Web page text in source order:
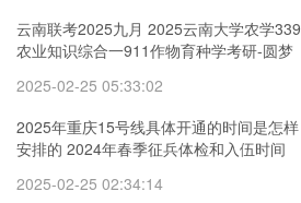
云南联考2025九月 2025云南大学农学339
农业知识综合一911作物育种学考研-圆梦
2025-02-25 05:33:02
2025年重庆15号线具体开通的时间是怎样
安排的 2024年春季征兵体检和入伍时间
2025-02-25 02:34:14